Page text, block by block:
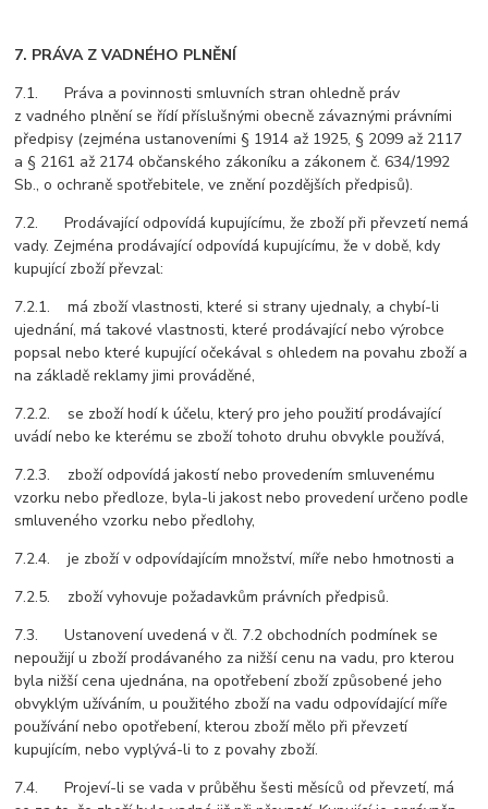
7. PRÁVA Z VADNÉHO PLNĚNÍ
7.1. Práva a povinnosti smluvních stran ohledně práv
z vadného plnění se řídí příslušnými obecně závaznými právními
předpisy (zejména ustanoveními § 1914 až 1925, § 2099 až 2117
a § 2161 až 2174 občanského zákoníku a zákonem č. 634/1992
Sb., o ochraně spotřebitele, ve znění pozdějších předpisů).
7.2. Prodávající odpovídá kupujícímu, že zboží při převzetí nemá
vady. Zejména prodávající odpovídá kupujícímu, že v době, kdy
kupující zboží převzal:
7.2.1. má zboží vlastnosti, které si strany ujednaly, a chybí-li
ujednání, má takové vlastnosti, které prodávající nebo výrobce
popsal nebo které kupující očekával s ohledem na povahu zboží a
na základě reklamy jimi prováděné,
7.2.2. se zboží hodí k účelu, který pro jeho použití prodávající
uvádí nebo ke kterému se zboží tohoto druhu obvykle používá,
7.2.3. zboží odpovídá jakostí nebo provedením smluvenému
vzorku nebo předloze, byla-li jakost nebo provedení určeno podle
smluveného vzorku nebo předlohy,
7.2.4. je zboží v odpovídajícím množství, míře nebo hmotnosti a
7.2.5. zboží vyhovuje požadavkům právních předpisů.
7.3. Ustanovení uvedená v čl. 7.2 obchodních podmínek se
nepoužijí u zboží prodávaného za nižší cenu na vadu, pro kterou
byla nižší cena ujednána, na opotřebení zboží způsobené jeho
obvyklým užíváním, u použitého zboží na vadu odpovídající míře
používání nebo opotřebení, kterou zboží mělo při převzetí
kupujícím, nebo vyplývá-li to z povahy zboží.
7.4. Projeví-li se vada v průběhu šesti měsíců od převzetí, má